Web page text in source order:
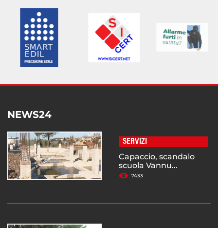
NEWS24
SERVIZI
Capaccio, scandalo
scuola Vannu...
7433